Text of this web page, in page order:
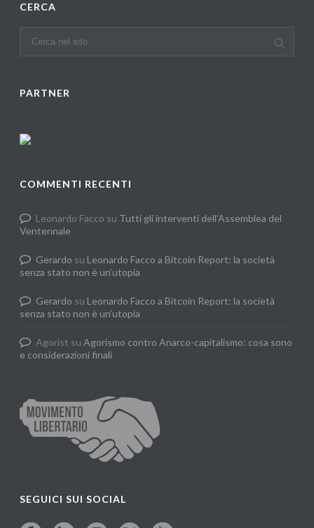
CERCA
PARTNER
COMMENTI RECENTI
Leonardo Facco su Tutti gli interventi dell’Assemblea del
Ventennale
Gerardo su Leonardo Facco a Bitcoin Report: la società
senza stato non è un’utopia
Gerardo su Leonardo Facco a Bitcoin Report: la società
senza stato non è un’utopia
Agorist suAgorismo contro Anarco-capitalismo: cosa sono
e considerazioni finali
SEGUICI SUI SOCIAL